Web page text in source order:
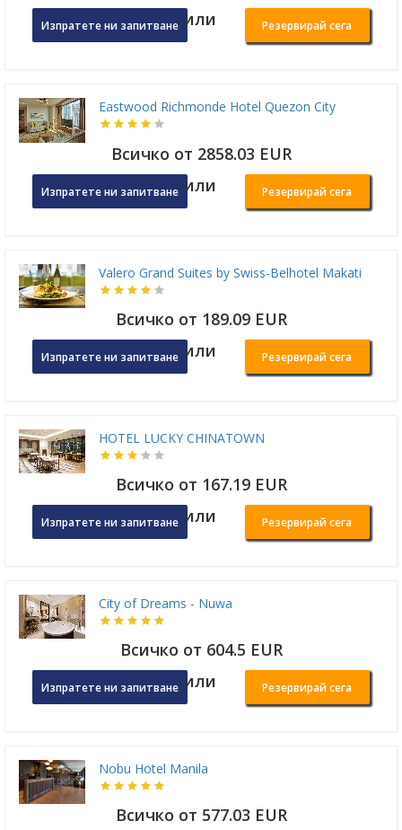
Изпратете ни запитване или Резервирай сега
Eastwood Richmonde Hotel Quezon City
Всичко от 2858.03 EUR
Изпратете ни запитване или Резервирай сега
Valero Grand Suites by Swiss-Belhotel Makati
Всичко от 189.09 EUR
Изпратете ни запитване или Резервирай сега
HOTEL LUCKY CHINATOWN
Всичко от 167.19 EUR
Изпратете ни запитване или Резервирай сега
City of Dreams - Nuwa
Всичко от 604.5 EUR
Изпратете ни запитване или Резервирай сега
Nobu Hotel Manila
Всичко от 577.03 EUR